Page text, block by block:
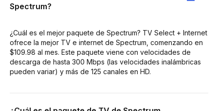
Spectrum?
¿Cuál es el mejor paquete de Spectrum? TV Select + Internet
ofrece la mejor TV e internet de Spectrum, comenzando en
$109.98 al mes. Este paquete viene con velocidades de
descarga de hasta 300 Mbps (las velocidades inalámbricas
pueden variar) y más de 125 canales en HD.